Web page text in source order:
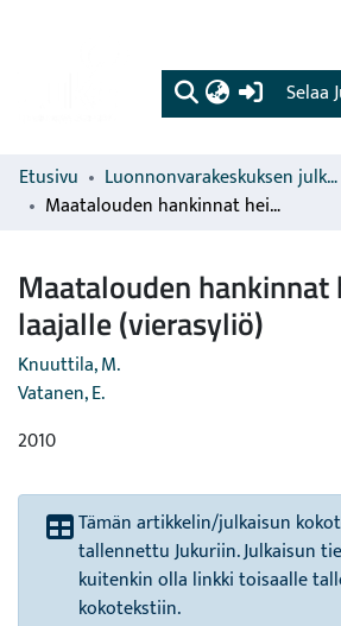
(current)
Selaa
Etusivu Luonnonvarakeskuksen julkaisut
Maatalouden hankinnat heijastuvat laajalle (vierasyliö)
Maatalouden
laajalle (vierasyliö)
Knuuttila, M.
Vatanen, E.
2010
Tämän artikkelin/julkaisun
tallennettu Jukuriin. Julkaisun
kuitenkin olla linkki toisaalle
kokotekstiin.